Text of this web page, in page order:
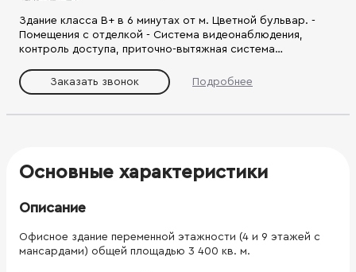
Здание класса В+ в 6 минутах от м. Цветной бульвар. -
Помещения с отделкой - Система видеонаблюдения,
контроль доступа, приточно-вытяжная система
места - Удобный выезд на Садовое кольцо, пр-т Мира.
Заказать звонок Подробнее
Основные характеристики
Описание
Офисное здание переменной этажности (4 и 9 этажей с
мансардами) общей площадью 3 400 кв. м.